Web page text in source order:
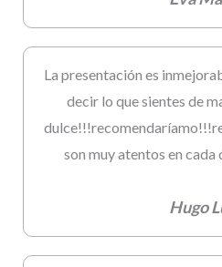
La presentación es
decir lo que sientes de
son muy atentos en
Hugo